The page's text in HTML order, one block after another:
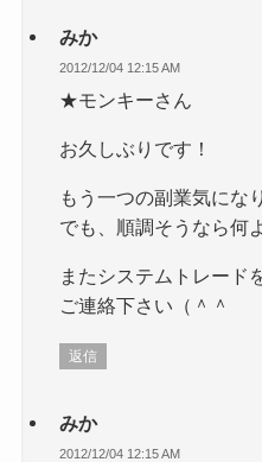
みか
2012/12/04 12:15 AM
★モンキーさん
お久しぶりです！
もう一つの副業気にな
でも、順調そうなら何
またシステムトレード
ご連絡下さい（＾＾
返信
みか
2012/12/04 12:15 AM